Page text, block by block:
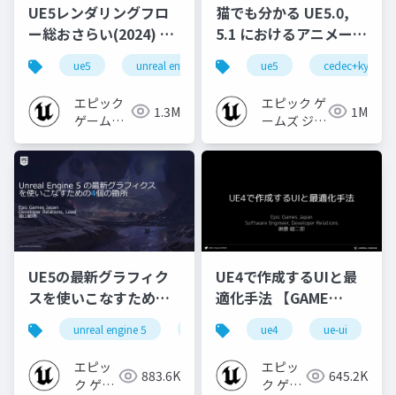
UE5レンダリングフロ
ー総おさらい(2024) 基
礎編！
[CEDEC+KYUSHU
2024]
ue5 unreal engine ue-rendering
エピック
ゲームズ
1.3M
猫でも分かる UE5.0,
5.1 におけるアニメーシ
ョンの新機能について
【CEDEC+KYUSHU
2022】
ue5 cedec+kyushu
エピック ゲ
ームズ ジャ
1M
UE5の最新グラフィク
スを使いこなすための4
個の勘所
[CEDEC+KYUSHU
2023]
unreal engine 5 cedec cedec+kyushu
エピッ
ク ゲー
883.6K
UE4で作成するUIと最
適化手法 【GAME
CREATORS
CONFERENCE '20】
ue4 ue-ui
エピッ
ク ゲー
645.2K